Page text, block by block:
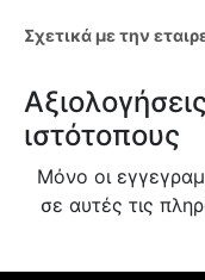
Σχετικά με την
ιστότοπους
Μόνο οι
σε αυτές τις